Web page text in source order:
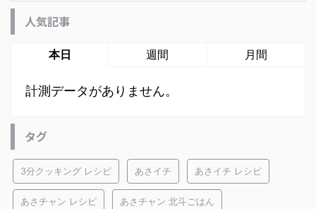
人気記事
本日 週間 月間
計測データがありません。
タグ
3分クッキング レシピ あさイチ あさイチ レシピ
あさチャン レシピ あさチャン 北斗ごはん